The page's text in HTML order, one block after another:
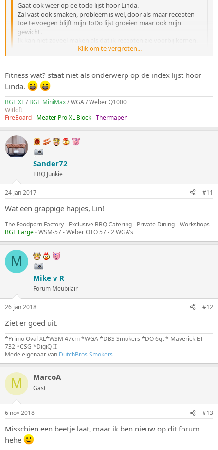
Gaat ook weer op de todo lijst hoor Linda.
Zal vast ook smaken, probleem is wel, door als maar recepten
toe te voegen blijft mijn ToDo lijst groeien maar ook mijn
gewicht.
Klik om te vergroten...
Tja dat is het nadeel van het forum haha!
Heb je al eens het fitness forum opgezocht?
Klik om te vergroten...
Fitness wat? staat niet als onderwerp op de index lijst hoor
Linda.
BGE XL/BGE MiniMax/ WGA / Weber Q1000
Witloft
FireBoard - Meater Pro XL Block -Thermapen
Sander72
BBQ Junkie
24 jan 2017 #11
Wat een grappige hapjes, Lin!
The Foodporn Factory - Exclusive BBQ Catering - Private Dining - Workshops
BGE Large- WSM-57 - Weber OTO 57 - 2 WGA's
M
Mike v R
Forum Meubilair
26 jan 2018 #12
Ziet er goed uit.
*Primo Oval XL*WSM 47cm *WGA *DBS Smokers *DO 6qt * Maverick ET
732 *CSG *DigiQ II
Mede eigenaar van DutchBros.Smokers
M MarcoA
Gast
6 nov 2018 #13
Misschien een beetje laat, maar ik ben nieuw op dit forum
hehe